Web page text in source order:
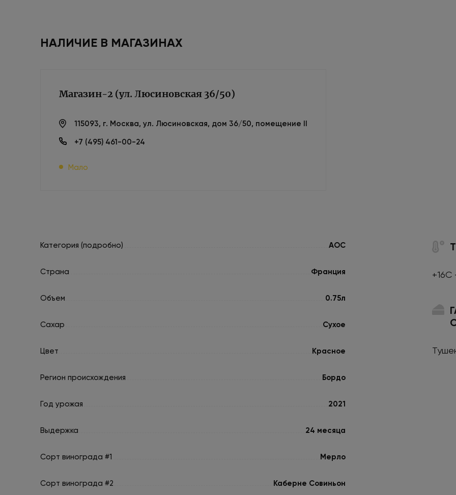
НАЛИЧИЕ В МАГАЗИНАХ
Магазин-2 (ул. Люсиновская 36/50)
115093, г. Москва, ул. Люсиновская, дом 36/50, помещение II
+7 (495) 461-00-24
Мало
Категория (подробно) AOC
Страна Франция
Объем 0.75л
Сахар Сухое
Цвет Красное
Регион происхождения Бордо
Год урожая 2021
Выдержка 24 месяца
Сорт винограда #1 Мерло
Сорт винограда #2 Каберне Совиньон
+16С